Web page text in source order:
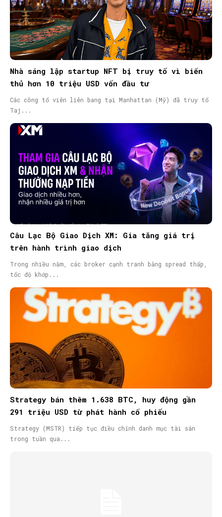
Nhà sáng lập startup NFT bị truy tố vì biển
thủ hơn 10 triệu USD vốn đầu tư
Các công tố viên liên bang tại Manhattan (Mỹ) đã truy tố
Taj...
Câu Lạc Bộ Giao Dịch XM: Gia tăng giá trị
trên hành trình giao dịch
Trong nhiều năm, các broker cạnh tranh bằng spread thấp,
tốc độ khớp...
Strategy bán thêm 1.638 BTC, huy động gần
291 triệu USD từ phát hành cổ phiếu
Strategy (MSTR) tiếp tục điều chỉnh danh mục tài sản
trong tuần qua...